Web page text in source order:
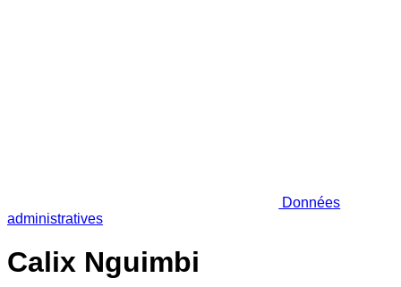
Données
administratives
Calix Nguimbi